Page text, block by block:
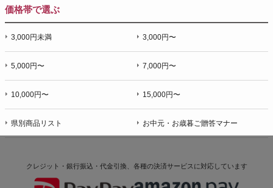
価格帯で選ぶ
3,000円未満 3,000円〜
5,000円〜 7,000円〜
10,000円〜 15,000円〜
県別商品リスト お中元・お歳暮ご贈答マナー
クレジット・銀行振込・代金引換、各種の決済サービスに対応しています